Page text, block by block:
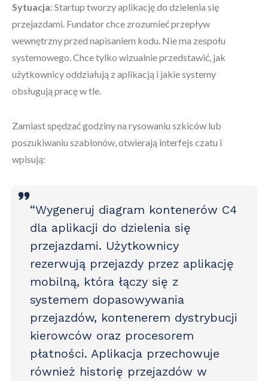
Sytuacja: Startup tworzy aplikację do dzielenia się
przejazdami. Fundator chce zrozumieć przepływ
wewnętrzny przed napisaniem kodu. Nie ma zespołu
systemowego. Chce tylko wizualnie przedstawić, jak
użytkownicy oddziałują z aplikacją i jakie systemy
obsługują pracę w tle.
Zamiast spędzać godziny na rysowaniu szkiców lub
poszukiwaniu szablonów, otwierają interfejs czatu i
wpisują:
“Wygeneruj diagram kontenerów C4
dla aplikacji do dzielenia się
przejazdami. Użytkownicy
rezerwują przejazdy przez aplikację
mobilną, która łączy się z
systemem dopasowywania
przejazdów, kontenerem dystrybucji
kierowców oraz procesorem
płatności. Aplikacja przechowuje
również historię przejazdów w